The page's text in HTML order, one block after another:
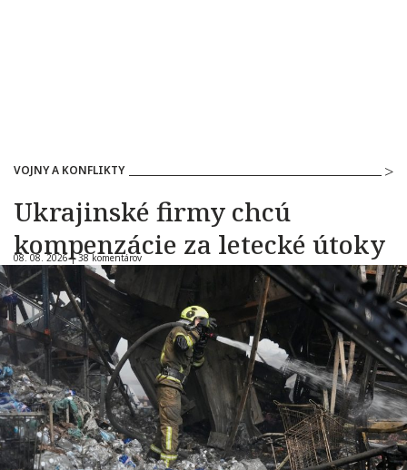
VOJNY A KONFLIKTY
Ukrajinské firmy chcú
kompenzácie za letecké útoky
08. 08. 2026 |38 komentárov